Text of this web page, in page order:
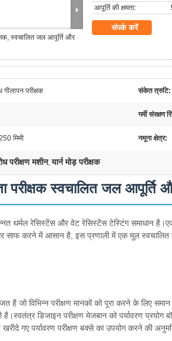
स्वचालित जल आपूर्ति और
आपूर्ति की क्षमता:
संपर्क करें
गीलापन परीक्षक संकेत त्रुटि:
गर्मी संरक्षण
मिमी नमूना क्षेत्र:
परीक्षण मशीन,यार्न मोड़ परीक्षक
परीक्षक स्वचालित जल आपूर्ति
थर्मल रेसिस्टेंस और वेट रेसिस्टेंस टेस्टिंग समाधान
साफ करने में आसान है, इस प्रणाली में एक मूल स्वचालित
है जो विभिन्न परीक्षण मानकों को पूरा करने के लिए
है।स्वतंत्र डिजाइन परीक्षण मेजबान को पर्यावरण
गए पर्यावरण परीक्षण बक्से का उपयोग करने की